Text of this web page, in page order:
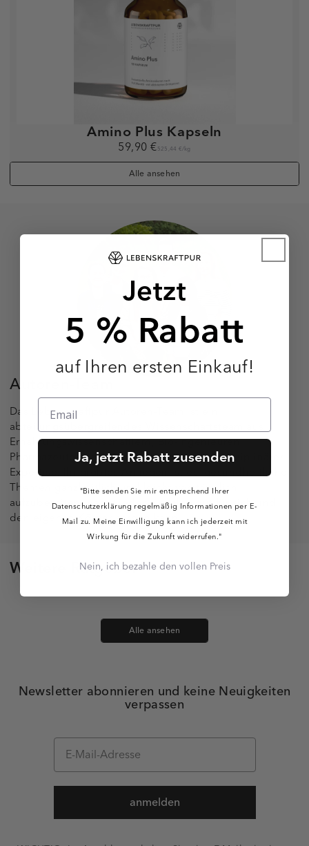
Amino Plus Kapseln
59,90 €525,44 €/kg
Alle ansehen
Autoren-Team
Das Lebenskraftpur Autoren-Team ist ein
abteilungsübergreifendes Wissenschaftsteam aus
Ernährungswissenschaftlern, Bio-Ingenieuren,
Pharmazeuten und Redakteuren mit interdisziplinärer
Expertise. Ihr größtes Anliegen ist es, gesundheitliche
Themen ganzheitlich und leicht verständlich
aufzubereiten, damit jeder einzelne gut für sich und
den eigenen Körper sorgen kann.
Weitere Ratgeber
Alle ansehen
Newsletter abonnieren und keine Neuigkeiten
verpassen
anmelden
Jetzt
5 % Rabatt
auf Ihren ersten Einkauf!
Ja, jetzt Rabatt zusenden
"Bitte senden Sie mir entsprechend Ihrer
Datenschutzerklärung regelmäßig Informationen per E-
Mail zu. Meine Einwilligung kann ich jederzeit mit
Wirkung für die Zukunft widerrufen."
Nein, ich bezahle den vollen Preis